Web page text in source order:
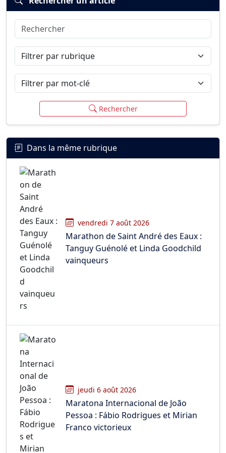
Connexion
Rechercher
Filtrer par rubrique
Filtrer par mot-clé
Rechercher
Dans la même rubrique
vendredi 7 août 2026
Marathon de Saint André des Eaux :
Tanguy Guénolé et Linda Goodchild
vainqueurs
jeudi 6 août 2026
Maratona Internacional de João
Pessoa : Fábio Rodrigues et Mirian
Franco victorieux